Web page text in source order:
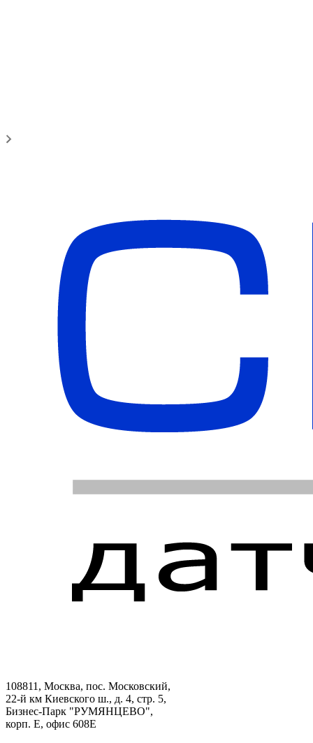
108811, Москва, пос. Московский,
22-й км Киевского ш., д. 4, стр. 5,
Бизнес-Парк "РУМЯНЦЕВО",
корп. Е, офис 608E